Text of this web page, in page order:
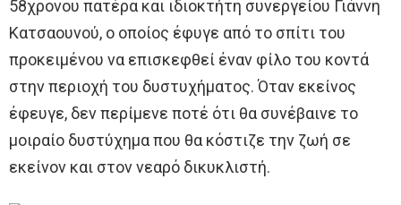
58χρονου πατέρα και ιδιοκτήτη συνεργείου Γιάννη
Κατσαουνού, ο οποίος έφυγε από το σπίτι του
προκειμένου να επισκεφθεί έναν φίλο του κοντά
στην περιοχή του δυστυχήματος. Όταν εκείνος
έφευγε, δεν περίμενε ποτέ ότι θα συνέβαινε το
μοιραίο δυστύχημα που θα κόστιζε την ζωή σε
εκείνον και στον νεαρό δικυκλιστή.